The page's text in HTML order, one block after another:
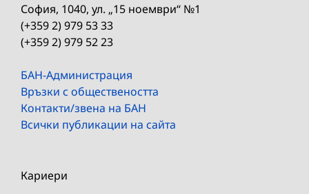
София, 1040, ул. „15 ноември“ №1
(+359 2) 979 53 33
(+359 2) 979 52 23
БАН-Администрация
Връзки с обществеността
Контакти/звена на БАН
Всички публикации на сайта
Кариери